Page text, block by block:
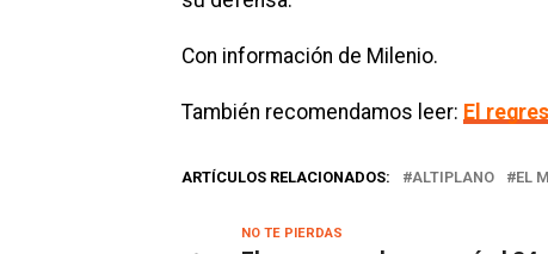
Con información de Milenio.
También recomendamos leer: El
ARTÍCULOS RELACIONADOS: ALTIPLANO EL
NO TE PIERDAS